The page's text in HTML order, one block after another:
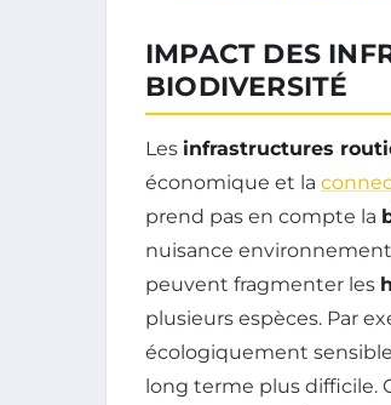
IMPACT DES
BIODIVERSITÉ
Les infrastructures
économique et la
prend pas en compte la
nuisance
peuvent fragmenter les
plusieurs espèces. Par
écologiquement
long terme plus difficile.